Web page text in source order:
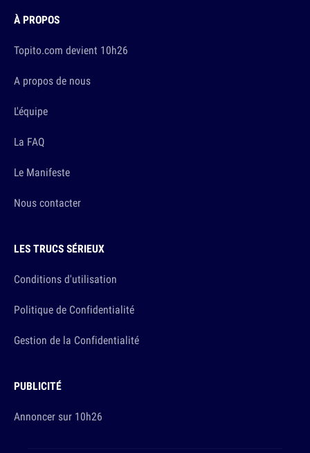
À PROPOS
Topito.com devient 10h26
A propos de nous
L'équipe
La FAQ
Le Manifeste
Nous contacter
LES TRUCS SÉRIEUX
Conditions d'utilisation
Politique de Confidentialité
Gestion de la Confidentialité
PUBLICITÉ
Annoncer sur 10h26